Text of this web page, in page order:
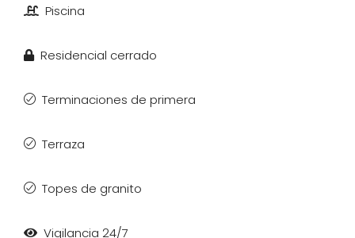
Piscina
Residencial cerrado
Terminaciones de primera
Terraza
Topes de granito
Vigilancia 24/7